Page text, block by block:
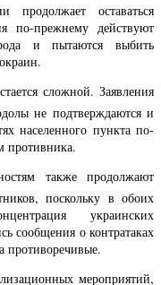
продолжает оставаться
по-прежнему действуют
и пытаются выбить
сложной. Заявления
не подтверждаются и
населенного пункта по-
противника.
также продолжают
поскольку в обоих
украинских
сообщения о контратаках
мероприятий,